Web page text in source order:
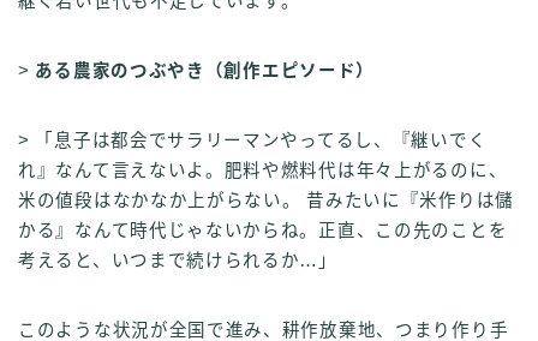
> ある農家のつぶやき（創作エピソード）
> 「息子は都会でサラリーマンやってるし、『継いでく
れ』なんて言えないよ。肥料や燃料代は年々上がるのに、
米の値段はなかなか上がらない。 昔みたいに『米作りは儲
かる』なんて時代じゃないからね。正直、この先のことを
考えると、いつまで続けられるか…」
このような状況が全国で進み、耕作放棄地、つまり作り手